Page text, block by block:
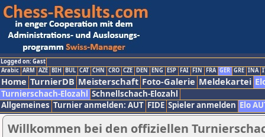
Logged on: Gast
Arabic ARM AZE BIH BUL CAT CHN CRO CZE DEN ENG ESP FAI FIN FRA GER GRE INA
Home TurnierDB Meisterschaft Foto-Galerie Meldekartei
Turnierschach-Elozahl Schnellschach-Elozahl
Allgemeines Turnier anmelden: AUT FIDE Spieler anmelden Elo
Willkommen bei den offiziellen